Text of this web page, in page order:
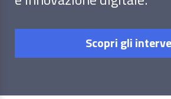
Scopri gli